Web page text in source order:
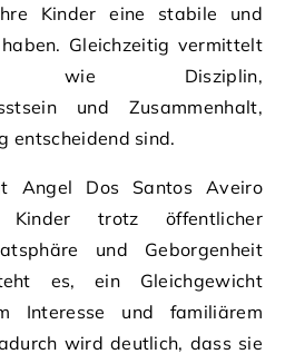
Kinder eine stabile und
Gleichzeitig vermittelt
Disziplin,
und Zusammenhalt,
entscheidend sind.
Angel Dos Santos Aveiro
trotz öffentlicher
und Geborgenheit
es, ein Gleichgewicht
Interesse und familiärem
wird deutlich, dass sie